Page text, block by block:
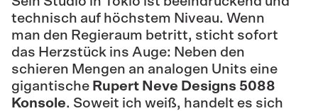
technisch auf höchstem Niveau. Wenn
man den Regieraum betritt, sticht sofort
das Herzstück ins Auge: Neben den
schieren Mengen an analogen Units eine
gigantische Rupert Neve Designs 5088
Konsole. Soweit ich weiß, handelt es sich